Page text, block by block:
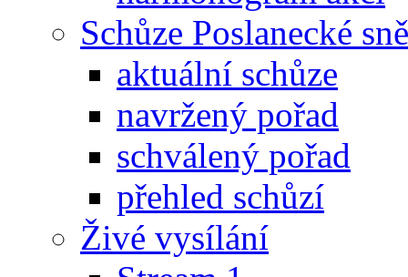
Schůze Poslanecké
aktuální schůze
navržený pořad
schválený pořad
přehled schůzí
Živé vysílání